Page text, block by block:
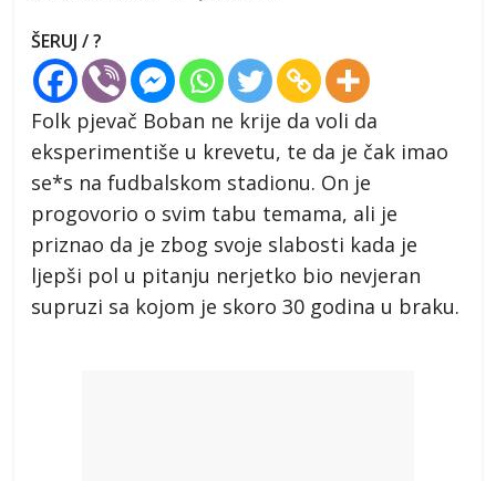
ŠERUJ / ?
Folk pjevač Boban ne krije da voli da
eksperimentiše u krevetu, te da je čak imao
se*s na fudbalskom stadionu. On je
progovorio o svim tabu temama, ali je
priznao da je zbog svoje slabosti kada je
ljepši pol u pitanju nerjetko bio nevjeran
supruzi sa kojom je skoro 30 godina u braku.